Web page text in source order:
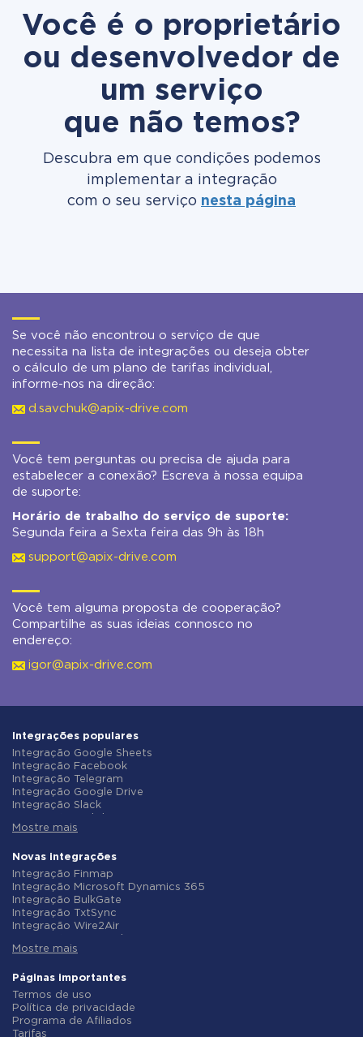
Você é o proprietário
ou desenvolvedor de
um serviço
que não temos?
Descubra em que condições podemos
implementar a integração
com o seu serviço nesta página
Se você não encontrou o serviço de que
necessita na lista de integrações ou deseja obter
o cálculo de um plano de tarifas individual,
informe-nos na direção:
d.savchuk@apix-drive.com
Você tem perguntas ou precisa de ajuda para
estabelecer a conexão? Escreva à nossa equipa
de suporte:
Horário de trabalho do serviço de suporte:
Segunda feira a Sexta feira das 9h às 18h
support@apix-drive.com
Você tem alguma proposta de cooperação?
Compartilhe as suas ideias connosco no
endereço:
igor@apix-drive.com
Integrações populares
Integração Google Sheets
Integração Facebook
Integração Telegram
Integração Google Drive
Integração Slack
Integração Gmail
Integração ClickUp
Integração Airtable
Integração Google Contacts
Integração OpenAI (ChatGPT)
Integração Instagram
Integração ActiveCampaign
Integração Typeform
Integração Salesforce CRM
Integração Notion
Integração AWeber
Integração Asana
Integração ZOHO CRM
Mostre mais
Novas integrações
Integração Finmap
Integração Microsoft Dynamics 365
Integração BulkGate
Integração TxtSync
Integração Wire2Air
Integração Infobip
Integração AtomPark
Integração TXTImpact
Integração Campaign Monitor
Integração CM.com
Integração D7 Networks
Mostre mais
Páginas importantes
Termos de uso
Política de privacidade
Programa de Afiliados
Tarifas